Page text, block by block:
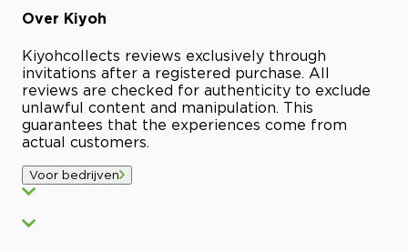
Over Kiyoh
Kiyohcollects reviews exclusively through
invitations after a registered purchase. All
reviews are checked for authenticity to exclude
unlawful content and manipulation. This
guarantees that the experiences come from
actual customers.
Voor bedrijven